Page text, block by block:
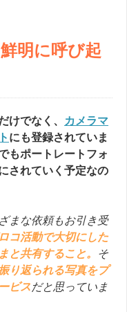
明に呼び起
でなく、 カメラマ
にも登録されていま
もポートレートフォ
されていく予定なの
まな依頼もお引き受
コ活動で大切にした
と共有すること。 そ
り返られる写真をプ
ビスだと思っていま